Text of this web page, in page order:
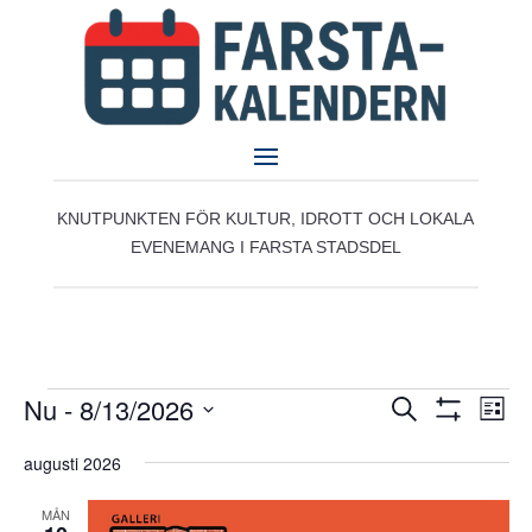
KNUTPUNKTEN FÖR KULTUR, IDROTT OCH LOKALA
EVENEMANG I FARSTA STADSDEL
Evenemang Evenemang
and
Views
Sök Lista
Nu - 8/13/2026
datum.
augusti 2026
MÅN